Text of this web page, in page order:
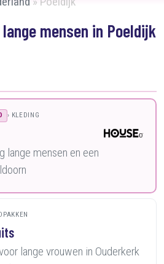
mensen in Poeldijk
KLEDING
lange mensen en een
lange vrouwen in Ouderkerk